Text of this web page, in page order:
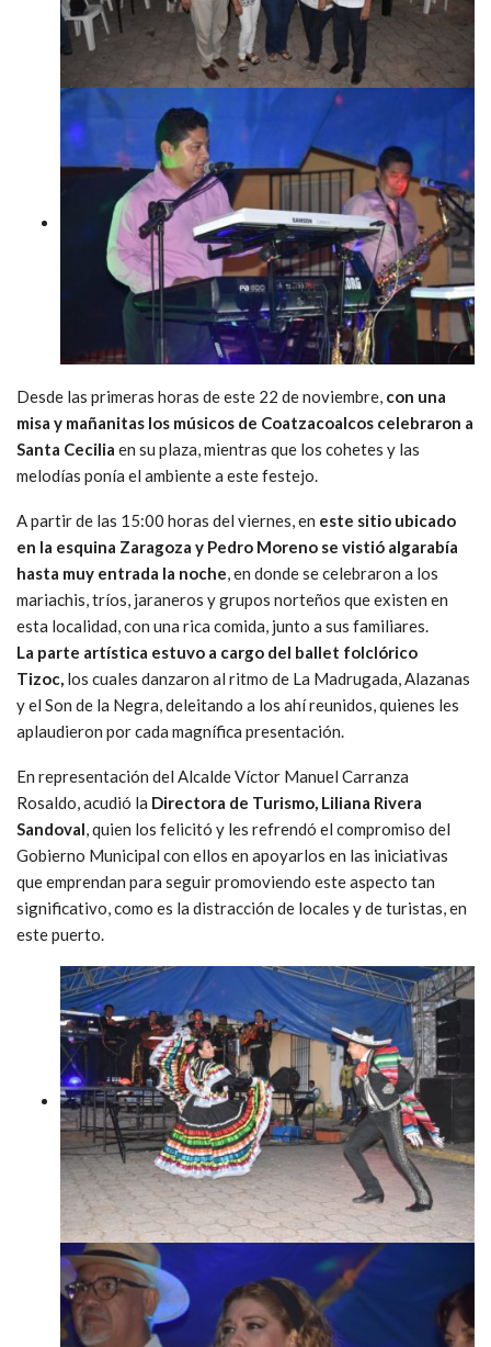
Desde las primeras horas de este 22 de noviembre, con una
misa y mañanitas los músicos de Coatzacoalcos celebraron a
Santa Cecilia en su plaza, mientras que los cohetes y las
melodías ponía el ambiente a este festejo.
A partir de las 15:00 horas del viernes, en este sitio ubicado
en la esquina Zaragoza y Pedro Moreno se vistió algarabía
hasta muy entrada la noche , en donde se celebraron a los
mariachis, tríos, jaraneros y grupos norteños que existen en
esta localidad, con una rica comida, junto a sus familiares.
La parte artística estuvo a cargo del ballet folclórico
Tizoc, los cuales danzaron al ritmo de La Madrugada, Alazanas
y el Son de la Negra, deleitando a los ahí reunidos, quienes les
aplaudieron por cada magnífica presentación.
En representación del Alcalde Víctor Manuel Carranza
Rosaldo, acudió la Directora de Turismo, Liliana Rivera
Sandoval , quien los felicitó y les refrendó el compromiso del
Gobierno Municipal con ellos en apoyarlos en las iniciativas
que emprendan para seguir promoviendo este aspecto tan
significativo, como es la distracción de locales y de turistas, en
este puerto.